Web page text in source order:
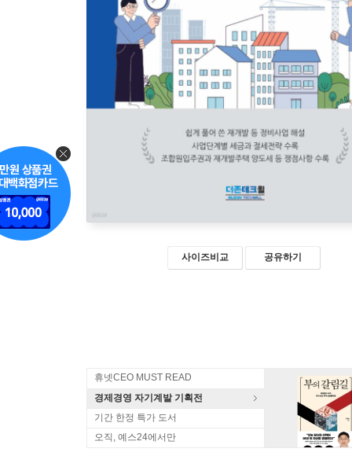
사이즈비교 공유하기
휴넷CEO MUST READ
경제경영 자기계발 기획전
기간 한정 특가 도서
오직, 예스24에서만